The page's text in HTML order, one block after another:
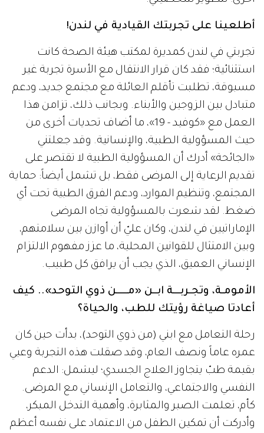
أطلعينا على تجربتك القيادية في لندن!
تجربتي في لندن كمديرة لمكتب هيئة الصحة كانت
استثنائية؛ فقد كان قرار الانتقال مع الأسرة تجربة غير
مسبوقة، تطلبت تأقلم العائلة مع مجتمع جديد، ودعم
متبادل بين الزوجين والأبناء. وبجانب ذلك، تزامن هذا
العمل مع «كوفيد - 19»، ما أضاف تحديات أخرى من
حيث المسؤولية الطبية، والإنسانية. وقد جعلتني
«الجائحة» أدرك أن المسؤولية الطبية لا تقتصر على
تقديم الرعاية إلى المرضى فقط، بل تشمل أيضاً: حماية
المجتمع، وتنظيم الموارد، ودعم الفرق الطبية تحت أي
ضغط. لقد شعرت بالمسؤولية تجاه المرضى
الإماراتيين في لندن، وكان عليّ أن أوازن بين سلامتهم،
وبين الامتثال للقوانين المحلية، ما عزز مفهوم الالتزام
الإنساني العميق، الذي يجب أن يرافق كل طبيب.
الأمومـة، وتجـربـــة ابــن «مـــــن ذوي التوحد».. كيف
أعادتا صياغة رؤيتك للطب، والحياة؟
رحلة التعامل مع ابني (من ذوي التوحد)، بدأت حين كان
عمره عاماً ونصف العام، وقد صقلت هذه التجربة وعيي
بقيمة طبّ يتجاوز العلاج الجسدي؛ ليشمل: الدعم
النفسي والاجتماعي، والتعامل الإنساني مع المرضى.
كأم، تعلمت الصبر والمثابرة، وأهمية التدخل المبكر،
وأدركت أن تمكين الطفل من الاعتماد على نفسه أعظم